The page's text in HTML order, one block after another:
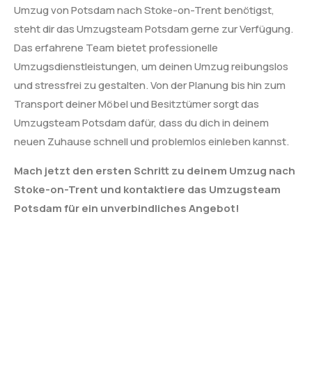
Umzug von Potsdam nach Stoke-on-Trent benötigst,
steht dir das Umzugsteam Potsdam gerne zur Verfügung.
Das erfahrene Team bietet professionelle
Umzugsdienstleistungen, um deinen Umzug reibungslos
und stressfrei zu gestalten. Von der Planung bis hin zum
Transport deiner Möbel und Besitztümer sorgt das
Umzugsteam Potsdam dafür, dass du dich in deinem
neuen Zuhause schnell und problemlos einleben kannst.
Mach jetzt den ersten Schritt zu deinem Umzug nach
Stoke-on-Trent und kontaktiere das Umzugsteam
Potsdam für ein unverbindliches Angebot!